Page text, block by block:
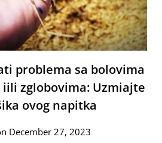
problema sa bolovima
zglobovima: Uzmiajte
ovog napitka
December 27, 2023